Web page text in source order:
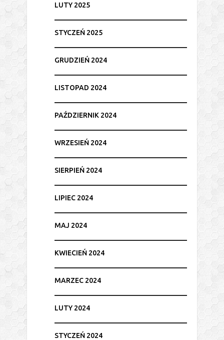
LUTY 2025
STYCZEŃ 2025
GRUDZIEŃ 2024
LISTOPAD 2024
PAŹDZIERNIK 2024
WRZESIEŃ 2024
SIERPIEŃ 2024
LIPIEC 2024
MAJ 2024
KWIECIEŃ 2024
MARZEC 2024
LUTY 2024
STYCZEŃ 2024